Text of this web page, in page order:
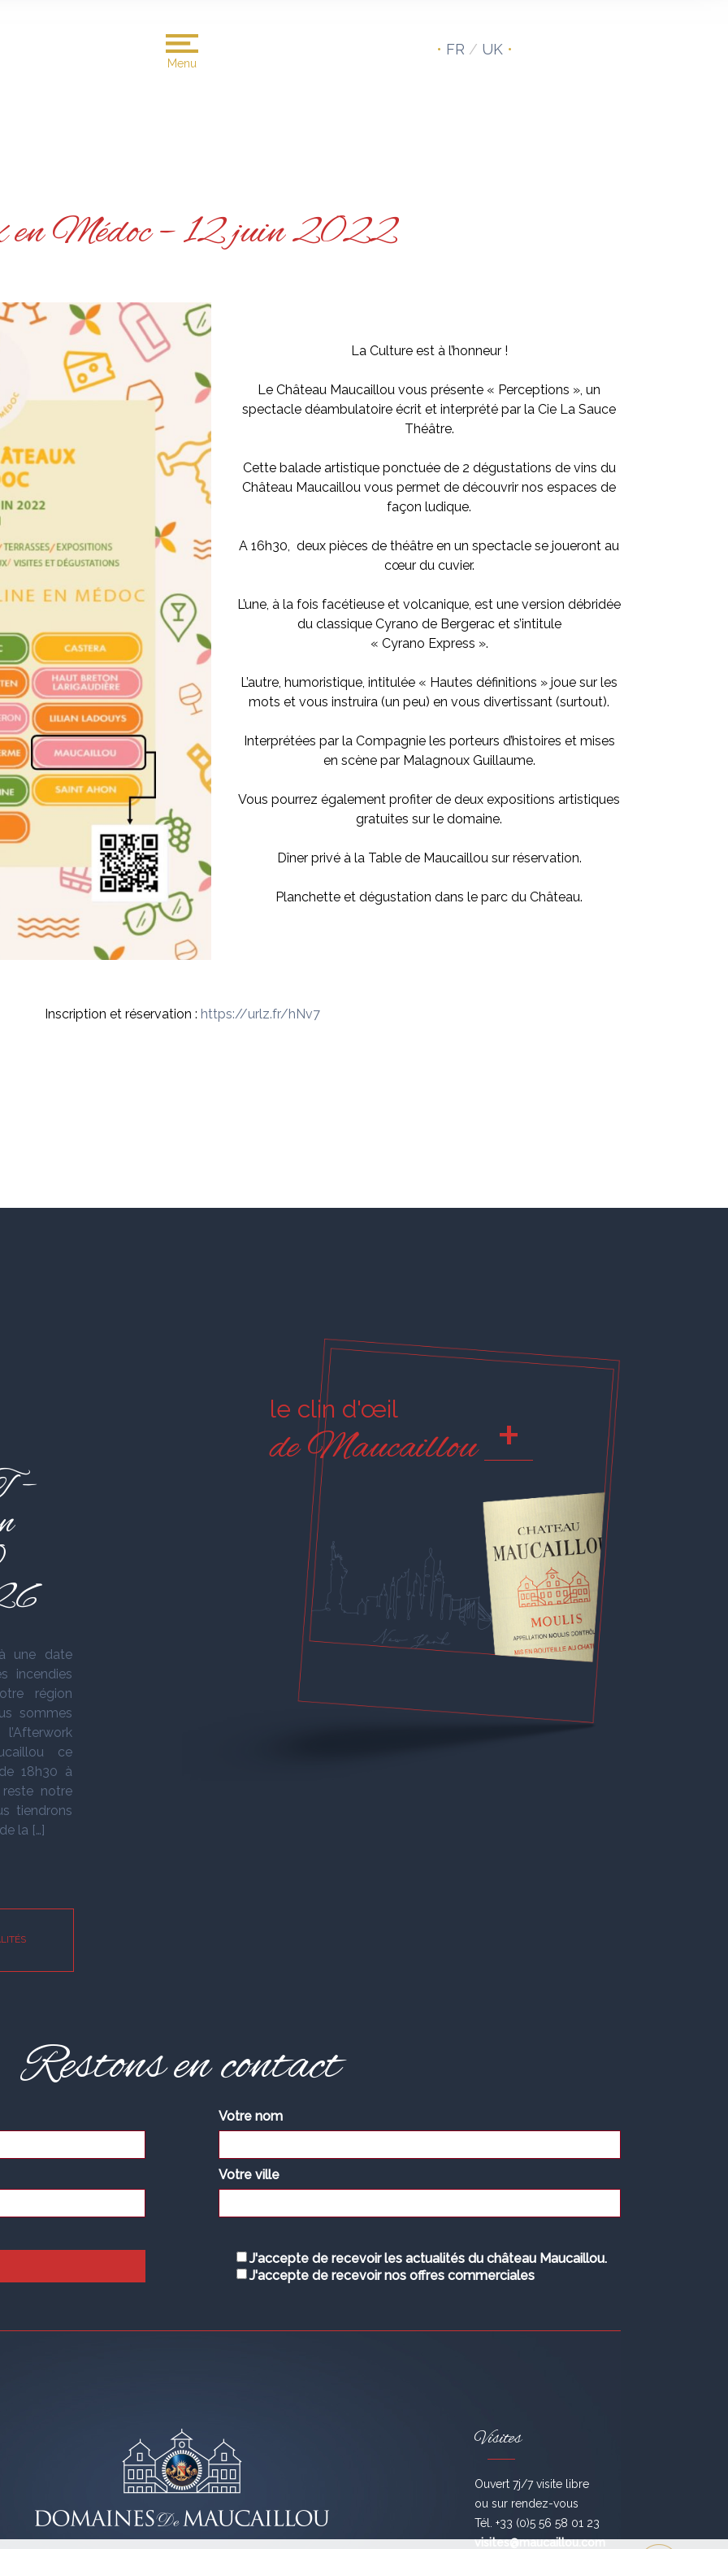
Menu
• FR / UK •
en Médoc – 12 juin 2022
La Culture est à l’honneur !
Le Château Maucaillou vous présente « Perceptions », un
spectacle déambulatoire écrit et interprété par la Cie La Sauce
Théâtre.
Cette balade artistique ponctuée de 2 dégustations de vins du
Château Maucaillou vous permet de découvrir nos espaces de
façon ludique.
A 16h30, deux pièces de théâtre en un spectacle se joueront au
cœur du cuvier.
L’une, à la fois facétieuse et volcanique, est une version débridée
du classique Cyrano de Bergerac et s’intitule
« Cyrano Express ».
L’autre, humoristique, intitulée « Hautes définitions » joue sur les
mots et vous instruira (un peu) en vous divertissant (surtout).
Interprétées par la Compagnie les porteurs d’histoires et mises
en scène par Malagnoux Guillaume.
Vous pourrez également profiter de deux expositions artistiques
gratuites sur le domaine.
Dîner privé à la Table de Maucaillou sur réservation.
Planchette et dégustation dans le parc du Château.
Inscription et réservation : https://urlz.fr/hNv7
–
à une date
incendies
région
sommes
ce
18h30 à
notre
tiendrons
la […]
le clin d'œil
de Maucaillou +
Restons en contact
Votre nom
Votre ville
J'accepte de recevoir les actualités du château Maucaillou.
J'accepte de recevoir nos offres commerciales
Visites
Ouvert 7j/7 visite libre
ou sur rendez-vous
Tél. +33 (0)5 56 58 01 23
visites@maucaillou.com